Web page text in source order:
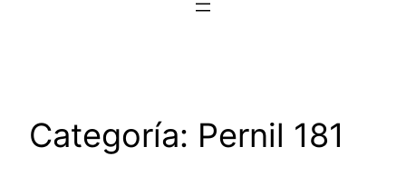
Categoría: Pernil 181